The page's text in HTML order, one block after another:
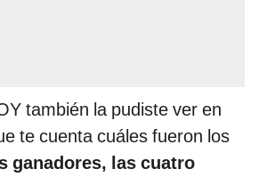
también la pudiste ver en
te cuenta cuáles fueron los
ganadores, las cuatro